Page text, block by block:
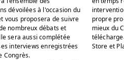
dévoilées à l'occasion du
vous proposera de suivre
nombreux débats et
sera aussi complétée
interviews enregistrées
Congrès.
propre
mieux du
Store et